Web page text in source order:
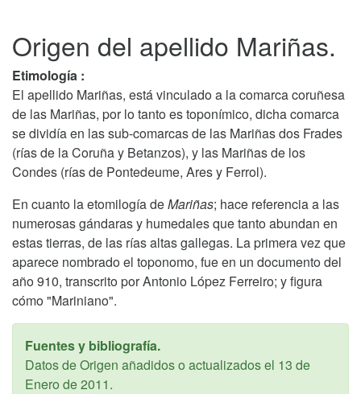
Origen del apellido Mariñas.
Etimología :
El apellido Mariñas, está vinculado a la comarca coruñesa
de las Mariñas, por lo tanto es toponímico, dicha comarca
se dividía en las sub-comarcas de las Mariñas dos Frades
(rías de la Coruña y Betanzos), y las Mariñas de los
Condes (rías de Pontedeume, Ares y Ferrol).
En cuanto la etomilogía deMariñas; hace referencia a las
numerosas gándaras y humedales que tanto abundan en
estas tierras, de las rías altas gallegas. La primera vez que
aparece nombrado el toponomo, fue en un documento del
año 910, transcrito por Antonio López Ferreiro; y figura
cómo "Mariniano".
Fuentes y bibliografía.
Datos de Origen añadidos o actualizados el 13 de
Enero de 2011.